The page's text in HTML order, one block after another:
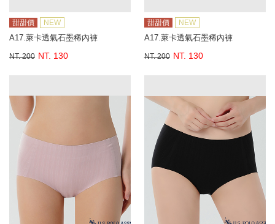
甜甜價 NEW
A17.萊卡透氣石墨稀內褲
NT. 200 NT. 130
甜甜價 NEW
A17.萊卡透氣石墨稀內褲
NT. 200 NT. 130